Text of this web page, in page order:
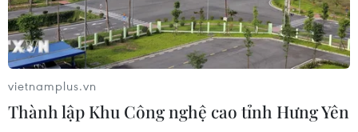
gian làm thủ tục
05/08/2026 07:17
Trung Quốc: Cảnh sát Hong Kong,
Macau triệt phá vụ lừa đảo đầu tư
vietnamplus.vn
Thành lập Khu Công nghệ cao tỉnh Hưng Yên